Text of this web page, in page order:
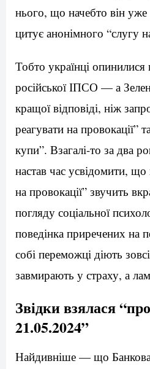
нього, що начебто він
цитує анонімного “слугу
Тобто українці
російської ІПСО — а
кращої відповіді, ніж
реагувати на провокації”
купи”. Взагалі-то за два
настав час усвідомити, що
на провокації” звучить
погляду соціальної
поведінка приречених на
собі переможці діють
завмирають у страху, а
Звідки взялася
21.05.2024”
Найдивніше — що